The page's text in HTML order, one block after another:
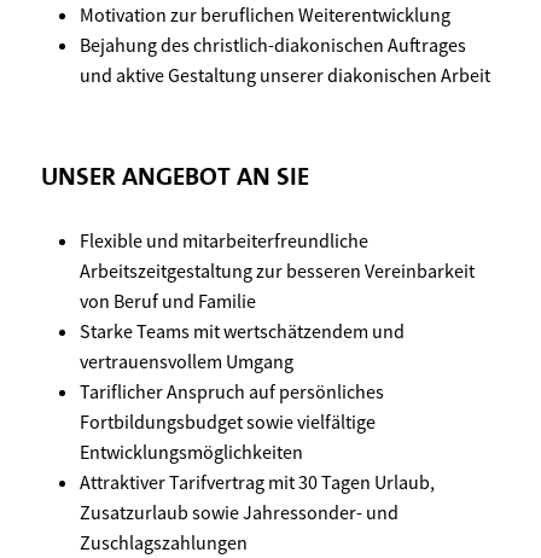
Motivation zur beruflichen Weiterentwicklung
Bejahung des christlich-diakonischen Auftrages
und aktive Gestaltung unserer diakonischen Arbeit
UNSER ANGEBOT AN SIE
Flexible und mitarbeiterfreundliche
Arbeitszeitgestaltung zur besseren Vereinbarkeit
von Beruf und Familie
Starke Teams mit wertschätzendem und
vertrauensvollem Umgang
Tariflicher Anspruch auf persönliches
Fortbildungsbudget sowie vielfältige
Entwicklungsmöglichkeiten
Attraktiver Tarifvertrag mit 30 Tagen Urlaub,
Zusatzurlaub sowie Jahressonder- und
Zuschlagszahlungen